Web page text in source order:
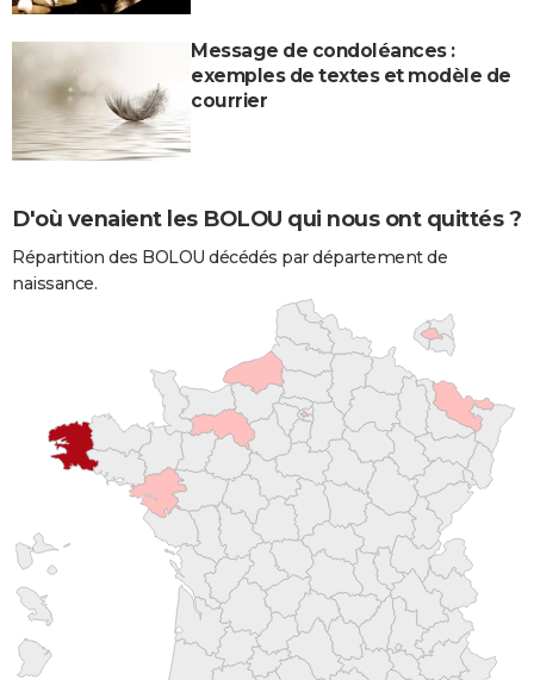
Message de condoléances :
exemples de textes et modèle de
courrier
D'où venaient les BOLOU qui nous ont quittés ?
Répartition des BOLOU décédés par département de
naissance.